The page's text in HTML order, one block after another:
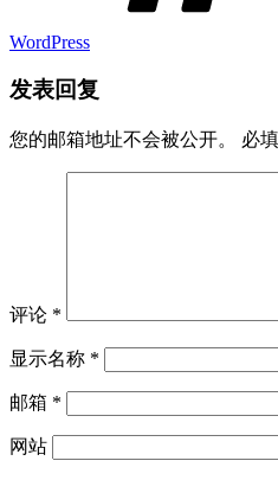
WordPress
发表回复
您的邮箱地址不会被公开。 必
评论 *
显示名称 *
邮箱 *
网站